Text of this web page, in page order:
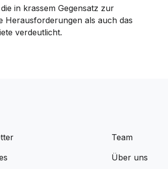
in krassem Gegensatz zur
Herausforderungen als auch das
verdeutlicht.
Team
Über uns